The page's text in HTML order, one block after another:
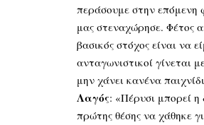
περάσουμε στην επόμενη
μας στεναχώρησε. Φέτος
βασικός στόχος είναι να
ανταγωνιστικοί γίνεται
μην χάνει κανένα
Λαγός: «Πέρυσι μπορεί η
πρώτης θέσης να χάθηκε